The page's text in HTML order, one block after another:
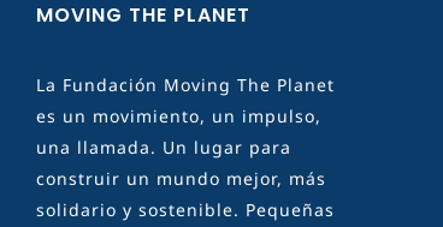
MOVING THE PLANET
La Fundación Moving The Planet
es un movimiento, un impulso,
una llamada. Un lugar para
construir un mundo mejor, más
solidario y sostenible. Pequeñas